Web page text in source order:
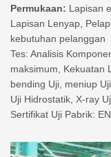
Permukaan: Lapisan
Lapisan Lenyap,
kebutuhan pelanggan
Tes: Analisis
maksimum, Kekuatan
bending Uji, meniup
Uji Hidrostatik, X-ray
Sertifikat Uji Pabrik: